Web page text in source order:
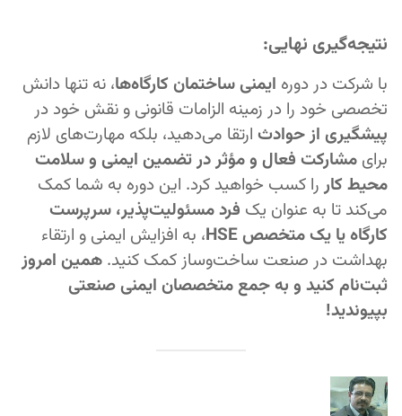
نتیجه‌گیری نهایی:
با شرکت در دوره ایمنی ساختمان کارگاه‌ها، نه تنها دانش
تخصصی خود را در زمینه الزامات قانونی و نقش خود در
پیشگیری از حوادث ارتقا می‌دهید، بلکه مهارت‌های لازم
برای مشارکت فعال و مؤثر در تضمین ایمنی و سلامت
محیط کار را کسب خواهید کرد. این دوره به شما کمک
می‌کند تا به عنوان یک فرد مسئولیت‌پذیر، سرپرست
کارگاه یا یک متخصص HSE
، به افزایش ایمنی و ارتقاء
بهداشت در صنعت ساخت‌وساز کمک کنید. همین امروز
ثبت‌نام کنید و به جمع متخصصان ایمنی صنعتی
بپیوندید!